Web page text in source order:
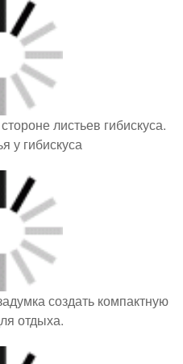
листьев гибискуса.
у гибискуса
создать компактную
отдыха.